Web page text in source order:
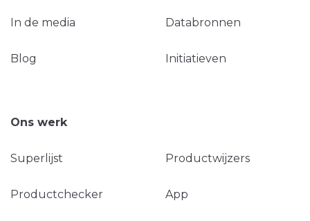
In de media Databronnen
Blog Initiatieven
Ons werk
Superlijst Productwijzers
Productchecker App